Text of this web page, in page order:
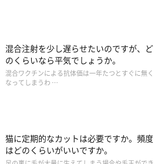
混合注射を少し遅らせたいのですが、ど
のくらいなら平気でしょうか。
混合ワクチンによる抗体価は一年たつとすぐに無く
なってしまうわ …
猫に定期的なカットは必要ですか。頻度
はどのくらいがいいですか。